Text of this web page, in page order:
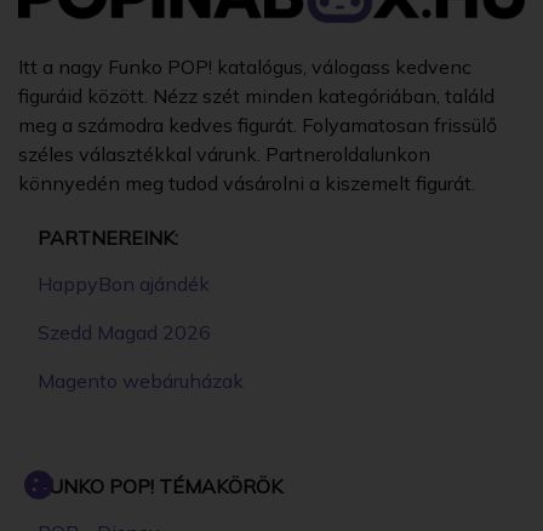
Itt a nagy Funko POP! katalógus, válogass kedvenc
figuráid között. Nézz szét minden kategóriában, találd
meg a számodra kedves figurát. Folyamatosan frissülő
széles választékkal várunk. Partneroldalunkon
könnyedén meg tudod vásárolni a kiszemelt figurát.
PARTNEREINK:
HappyBon ajándék
Szedd Magad 2026
Magento webáruházak
FUNKO POP! TÉMAKÖRÖK